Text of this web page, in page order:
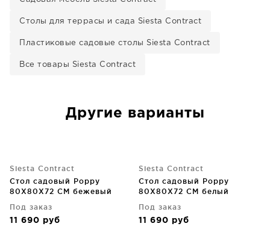
Столы для террасы и сада Siesta Contract
Пластиковые садовые столы Siesta Contract
Все товары Siesta Contract
Другие варианты
Siesta Contract
Стол садовый Poppy
80X80X72 CM бежевый
Под заказ
11 690 руб
Siesta Contract
Стол садовый Poppy
80X80X72 CM белый
Под заказ
11 690 руб